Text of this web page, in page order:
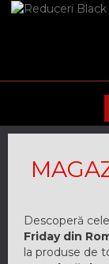
Descoperă
Friday din
la produse de